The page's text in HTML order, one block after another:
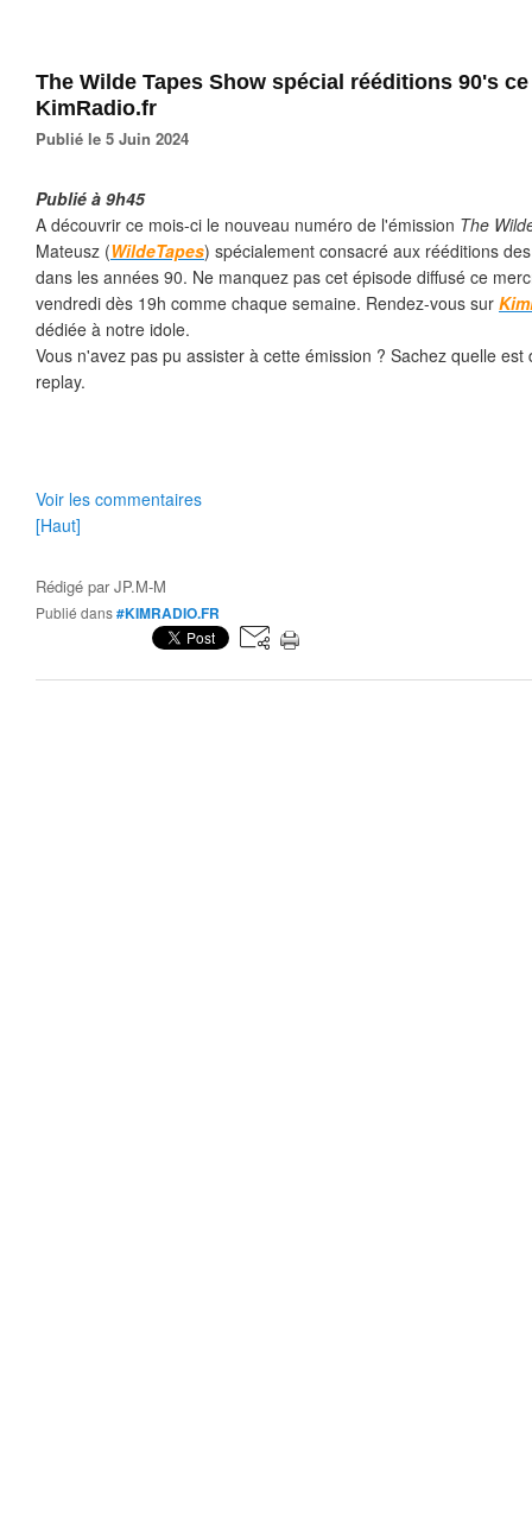
The Wilde Tapes Show spécial rééditions 90's
KimRadio.fr
Publié le 5 Juin 2024
Publié à 9h45
A découvrir ce mois-ci le nouveau numéro de l'émission The
Mateusz (WildeTapes) spécialement consacré aux rééditions
dans les années 90. Ne manquez pas cet épisode diffusé ce
vendredi dès 19h comme chaque semaine. Rendez-vous sur
dédiée à notre idole.
Vous n'avez pas pu assister à cette émission ? Sachez quelle
replay.
Voir les commentaires
[Haut]
Rédigé parJP.M-M
Publié dans#KIMRADIO.FR